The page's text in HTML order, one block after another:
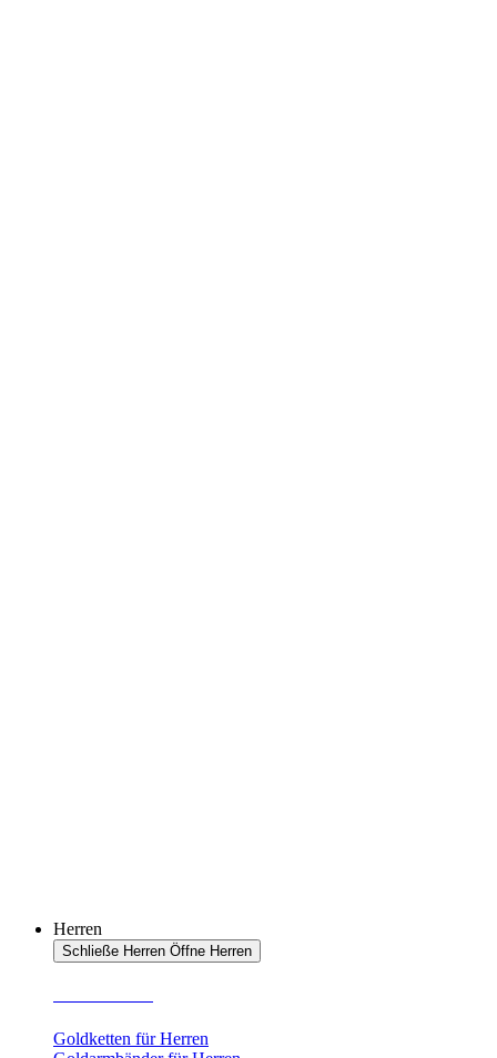
Herren
Schließe Herren Öffne Herren
Goldketten für Herren